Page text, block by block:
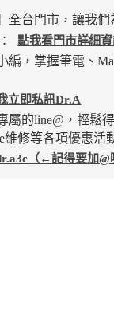
點我看門市詳細
立即私訊Dr.A
（←記得要加@